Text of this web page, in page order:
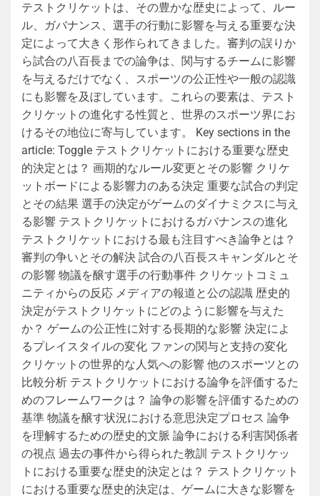
テストクリケットは、その豊かな歴史によって、ルー
ル、ガバナンス、選手の行動に影響を与える重要な決
定によって大きく形作られてきました。審判の誤りか
ら試合の八百長までの論争は、関与するチームに影響
を与えるだけでなく、スポーツの公正性や一般の認識
にも影響を及ぼしています。これらの要素は、テスト
クリケットの進化する性質と、世界のスポーツ界にお
けるその地位に寄与しています。 Key sections in the
article: Toggle テストクリケットにおける重要な歴史
的決定とは？ 画期的なルール変更とその影響 クリケ
ットボードによる影響力のある決定 重要な試合の判定
とその結果 選手の決定がゲームのダイナミクスに与え
る影響 テストクリケットにおけるガバナンスの進化
テストクリケットにおける最も注目すべき論争とは？
審判の争いとその解決 試合の八百長スキャンダルとそ
の影響 物議を醸す選手の行動事件 クリケットコミュ
ニティからの反応 メディアの報道と公の認識 歴史的
決定がテストクリケットにどのように影響を与えた
か？ ゲームの公正性に対する長期的な影響 決定によ
るプレイスタイルの変化 ファンの関与と支持の変化
クリケットの世界的な人気への影響 他のスポーツとの
比較分析 テストクリケットにおける論争を評価するた
めのフレームワークは？ 論争の影響を評価するための
基準 物議を醸す状況における意思決定プロセス 論争
を理解するための歴史的文脈 論争における利害関係者
の視点 過去の事件から得られた教訓 テストクリケッ
トにおける重要な歴史的決定とは？ テストクリケット
における重要な歴史的決定は、ゲームに大きな影響を